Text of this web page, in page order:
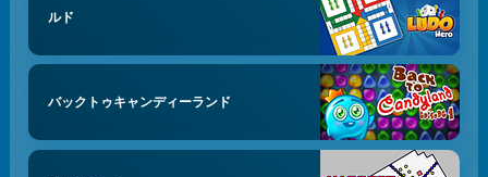
ルド
バックトゥキャンディーランド